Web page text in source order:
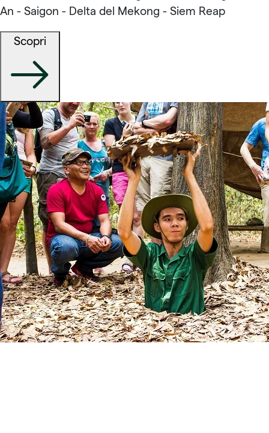
An - Saigon - Delta del Mekong - Siem Reap
Scopri